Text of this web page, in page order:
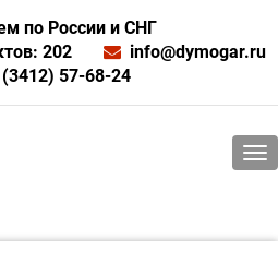
по России и СНГ
202
info@dymogar.ru
57-68-24